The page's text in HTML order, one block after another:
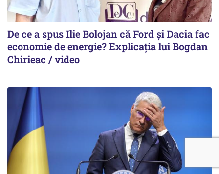
De ce a spus Ilie Bolojan că Ford și Dacia fac
economie de energie? Explicația lui Bogdan
Chirieac / video